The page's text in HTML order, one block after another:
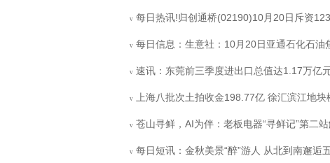
v 每日热讯!归创通桥(02190)10月20日斥资
v 每日信息：生意社：10月20日亚通石化石油
v 速讯：东莞前三季度进出口总值达1.17万亿
v 上海八批次土拍收金198.77亿 徐汇滨江地
v 苍山寻鲜，AI为伴：老板电器“寻鲜记”第二
v 每日短讯：金秋美景“醉”游人 从北到南邂逅